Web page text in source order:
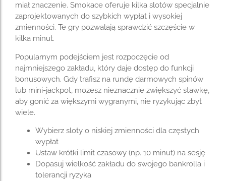
miał znaczenie. Smokace oferuje kilka slotów specjalnie
zaprojektowanych do szybkich wypłat i wysokiej
zmienności. Te gry pozwalają sprawdzić szczęście w
kilka minut.
Popularnym podejściem jest rozpoczęcie od
najmniejszego zakładu, który daje dostęp do funkcji
bonusowych. Gdy trafisz na rundę darmowych spinów
lub mini-jackpot, możesz nieznacznie zwiększyć stawkę,
aby gonić za większymi wygranymi, nie ryzykując zbyt
wiele.
Wybierz sloty o niskiej zmienności dla częstych
wypłat
Ustaw krótki limit czasowy (np. 10 minut) na sesję
Dopasuj wielkość zakładu do swojego bankrolla i
tolerancji ryzyka